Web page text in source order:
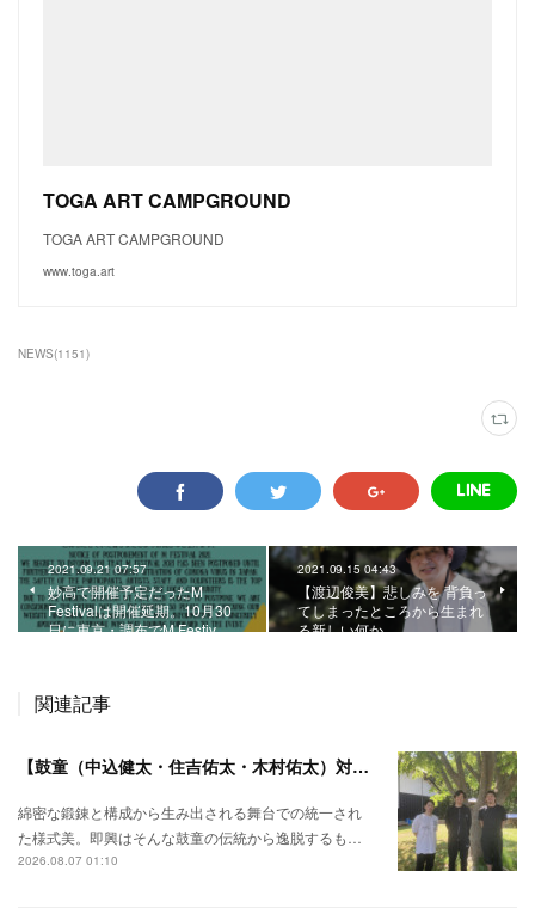
TOGA ART CAMPGROUND
TOGA ART CAMPGROUND
www.toga.art
NEWS(1151)
2021.09.21 07:57
妙高で開催予定だったM
Festivalは開催延期。10月30
日に東京・調布でM Festiv…
2021.09.15 04:43
【渡辺俊美】悲しみを 背負っ
てしまったところから生まれ
る新しい何か。
関連記事
【鼓童（中込健太・住吉佑太・木村佑太）対談】即興で得られる新たな感覚。
綿密な鍛錬と構成から生み出される舞台での統一され
た様式美。即興はそんな鼓童の伝統から逸脱するも…
2026.08.07 01:10